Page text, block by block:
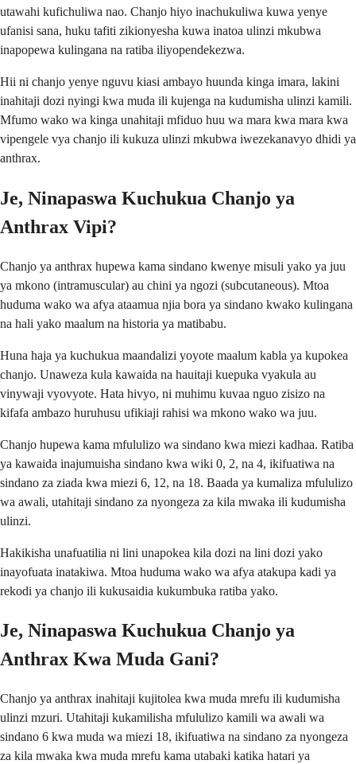
utawahi kufichuliwa nao. Chanjo hiyo inachukuliwa kuwa yenye
ufanisi sana, huku tafiti zikionyesha kuwa inatoa ulinzi mkubwa
inapopewa kulingana na ratiba iliyopendekezwa.
Hii ni chanjo yenye nguvu kiasi ambayo huunda kinga imara, lakini
inahitaji dozi nyingi kwa muda ili kujenga na kudumisha ulinzi kamili.
Mfumo wako wa kinga unahitaji mfiduo huu wa mara kwa mara kwa
vipengele vya chanjo ili kukuza ulinzi mkubwa iwezekanavyo dhidi ya
anthrax.
Je, Ninapaswa Kuchukua Chanjo ya
Anthrax Vipi?
Chanjo ya anthrax hupewa kama sindano kwenye misuli yako ya juu
ya mkono (intramuscular) au chini ya ngozi (subcutaneous). Mtoa
huduma wako wa afya ataamua njia bora ya sindano kwako kulingana
na hali yako maalum na historia ya matibabu.
Huna haja ya kuchukua maandalizi yoyote maalum kabla ya kupokea
chanjo. Unaweza kula kawaida na hauitaji kuepuka vyakula au
vinywaji vyovyote. Hata hivyo, ni muhimu kuvaa nguo zisizo na
kifafa ambazo huruhusu ufikiaji rahisi wa mkono wako wa juu.
Chanjo hupewa kama mfululizo wa sindano kwa miezi kadhaa. Ratiba
ya kawaida inajumuisha sindano kwa wiki 0, 2, na 4, ikifuatiwa na
sindano za ziada kwa miezi 6, 12, na 18. Baada ya kumaliza mfululizo
wa awali, utahitaji sindano za nyongeza za kila mwaka ili kudumisha
ulinzi.
Hakikisha unafuatilia ni lini unapokea kila dozi na lini dozi yako
inayofuata inatakiwa. Mtoa huduma wako wa afya atakupa kadi ya
rekodi ya chanjo ili kukusaidia kukumbuka ratiba yako.
Je, Ninapaswa Kuchukua Chanjo ya
Anthrax Kwa Muda Gani?
Chanjo ya anthrax inahitaji kujitolea kwa muda mrefu ili kudumisha
ulinzi mzuri. Utahitaji kukamilisha mfululizo kamili wa awali wa
sindano 6 kwa muda wa miezi 18, ikifuatiwa na sindano za nyongeza
za kila mwaka kwa muda mrefu kama utabaki katika hatari ya